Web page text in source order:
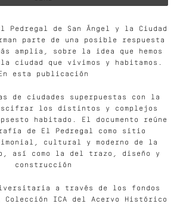
de San Ángel y la Ciudad
parte de una posible respuesta
amplia, sobre la idea que hemos
ciudad que vivimos y habitamos.
En esta publicación
de ciudades superpuestas con la
los distintos y complejos
habitado. El documento reúne
de El Pedregal como sitio
cultural y moderno de la
así como la del trazo, diseño y
construcción
a través de los fondos
ICA del Acervo Histórico